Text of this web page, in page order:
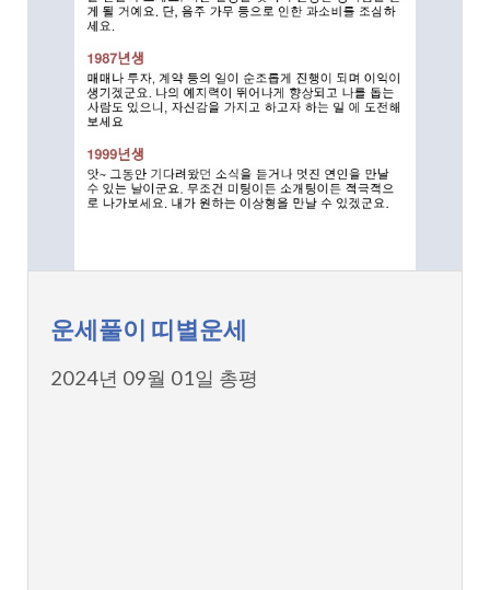
운세풀이 띠별운세
2024년 09월 01일 총평